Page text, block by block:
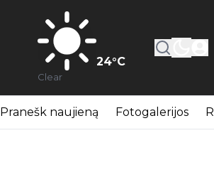
24°C
Clear
Pranešk naujieną Fotogalerijos